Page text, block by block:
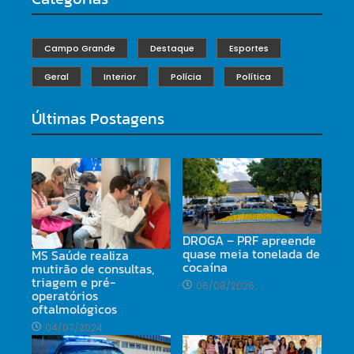
Campo Grande Destaque Esportes
Geral Interior Polícia Política
Últimas Postagens
MS Saúde realiza
mutirão de consultas,
triagem e pré-
operatórios
oftalmológicos
04/07/2024
DROGA – PRF apreende
quase meia tonelada de
cocaína
06/08/2026